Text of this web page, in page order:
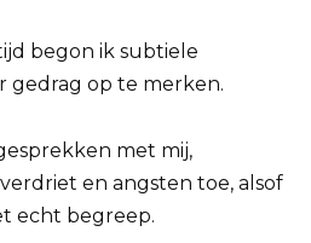
begon ik subtiele
gedrag op te merken.
met mij,
en angsten toe, alsof
echt begreep.